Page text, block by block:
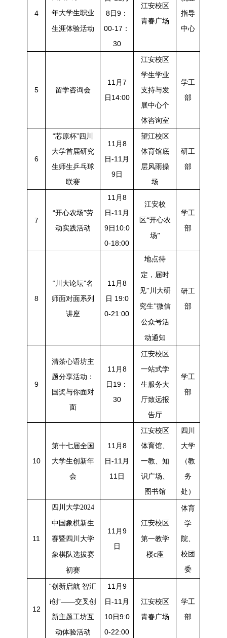
4 年大学生职业
生涯体验活动
8日9：
00-17：
30
江安校区
青春广场
指导
中心
5 留学咨询会
11月7
日14:00
江安校区
学生学业
支持与发
展中心个
体咨询室
学工
部
6
“芯原杯”四川
大学首届研究
生师生乒乓球
联赛
11月8
日-11月
9日
望江校区
体育馆底
层风雨操
场
研工
部
7
“开心农场”劳
动实践活动
11月8
日-11月
9日10:0
0-18:00
江安校
区“开心农
场”
学工
部
8
“川大论坛”名
师面对面系列
讲座
11月8
日 19:0
0-21:00
地点待
定，届时
见“川大研
究生”微信
公众号活
动通知
研工
部
9
清茶心语坊主
题分享活动：
国奖与你面对
面
11月8
日19：
30
江安校区
一站式学
生服务大
厅致远报
告厅
学工
部
10
第十七届全国
大学生创新年
会
11月8
日-11月
11日
江安校区
体育馆、
一教、知
识广场、
图书馆
四川
大学
（教
务
处）
11
四川大学2024
中国象棋新生
赛暨四川大学
象棋队选拔赛
初赛
11月9
日
江安校区
第一教学
楼c座
体育
学
院、
校团
委
12
“创新启航 智汇
i创”——交叉创
新主题工坊互
动体验活动
11月9
日-11月
10日9:0
0-22:00
江安校区
青春广场
学工
部